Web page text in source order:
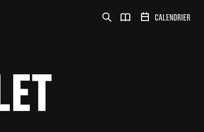
CALENDRIER